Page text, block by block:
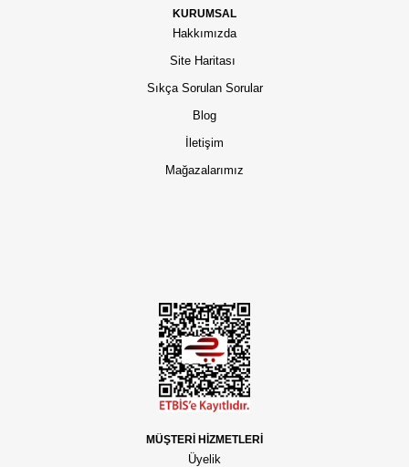
KURUMSAL
Hakkımızda
Site Haritası
Sıkça Sorulan Sorular
Blog
İletişim
Mağazalarımız
MÜŞTERİ HİZMETLERİ
Üyelik